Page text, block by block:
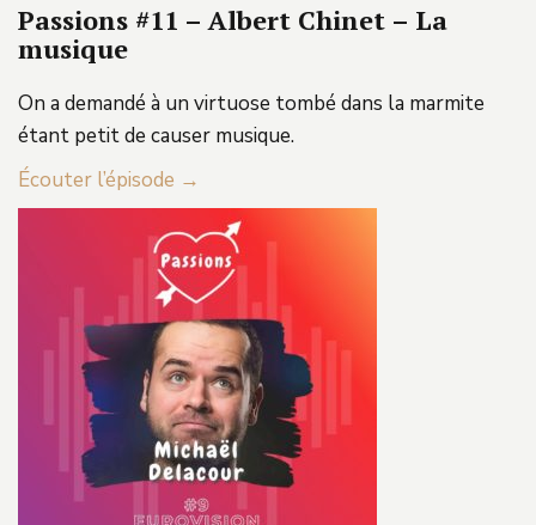
Passions #11 – Albert Chinet – La
musique
On a demandé à un virtuose tombé dans la marmite
étant petit de causer musique.
Écouter l’épisode →